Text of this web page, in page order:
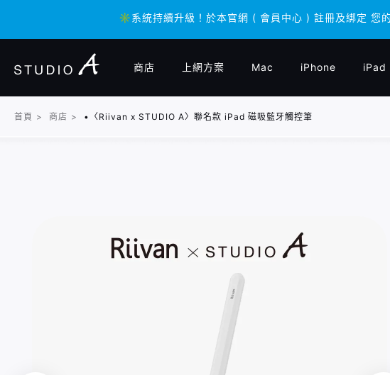
✳️系統持續升級！於本官網 ( 會員中心 ) 註冊及綁定 您
✳️系統持續升級！於本官網 ( 會員中心 ) 註冊及綁定 您
商店 上網方案 Mac iPhone iPad
首頁 > 商店 > •〈Riivan x STUDIO A〉聯名款 iPad 磁吸藍牙觸控筆